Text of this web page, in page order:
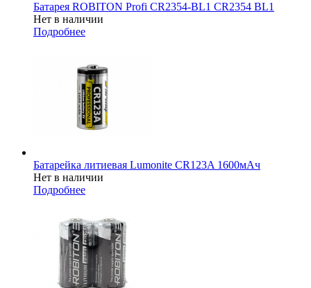
Батарея ROBITON Profi CR2354-BL1 CR2354 BL1
Нет в наличии
Подробнее
Батарейка литиевая Lumonite CR123A 1600мАч
Нет в наличии
Подробнее